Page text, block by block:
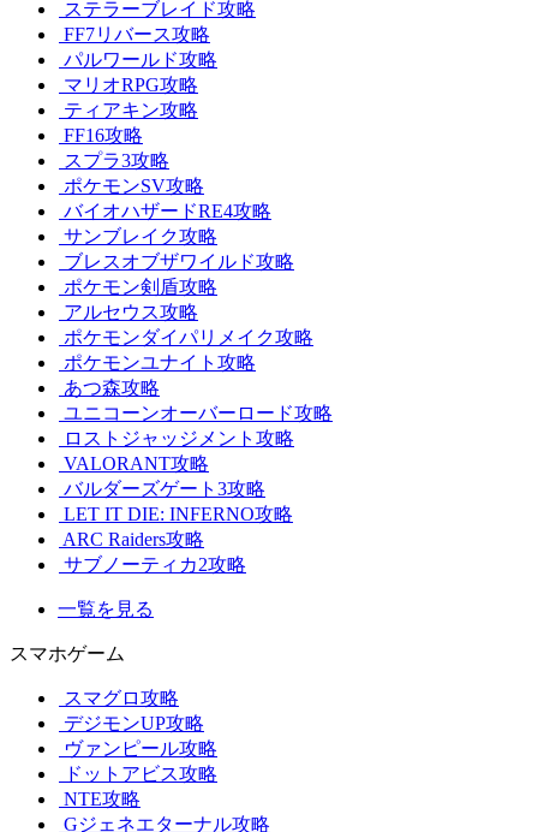
ステラーブレイド攻略
FF7リバース攻略
パルワールド攻略
マリオRPG攻略
ティアキン攻略
FF16攻略
スプラ3攻略
ポケモンSV攻略
バイオハザードRE4攻略
サンブレイク攻略
ブレスオブザワイルド攻略
ポケモン剣盾攻略
アルセウス攻略
ポケモンダイパリメイク攻略
ポケモンユナイト攻略
あつ森攻略
ユニコーンオーバーロード攻略
ロストジャッジメント攻略
VALORANT攻略
バルダーズゲート3攻略
LET IT DIE: INFERNO攻略
ARC Raiders攻略
サブノーティカ2攻略
一覧を見る
スマホゲーム
スマグロ攻略
デジモンUP攻略
ヴァンピール攻略
ドットアビス攻略
NTE攻略
Gジェネエターナル攻略